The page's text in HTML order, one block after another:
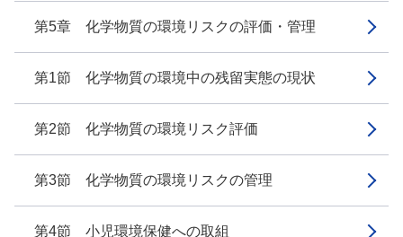
第5章 化学物質の環境リスクの評価・管理
第1節 化学物質の環境中の残留実態の現状
第2節 化学物質の環境リスク評価
第3節 化学物質の環境リスクの管理
第4節 小児環境保健への取組